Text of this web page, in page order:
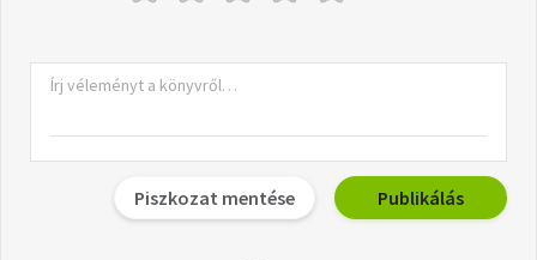
Piszkozat mentése Publikálás